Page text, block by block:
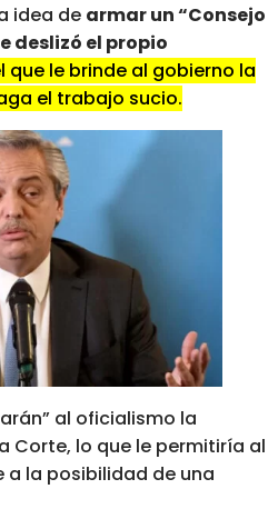
idea de armar un “Consejo
deslizó el propio
que le brinde al gobierno la
el trabajo sucio.
al oficialismo la
Corte, lo que le permitiría al
a la posibilidad de una